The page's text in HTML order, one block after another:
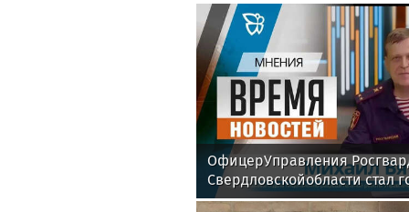
ОфицерУправления
Свердловскойобласти стал
эфиретелекомпании